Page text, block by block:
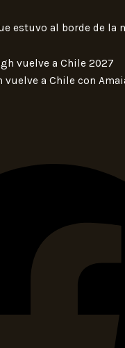
estuvo al borde de la
vuelve a Chile con